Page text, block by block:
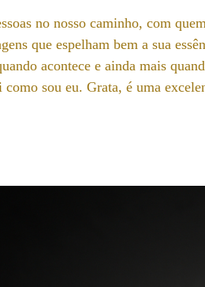
no nosso caminho, com
que espelham bem a sua
acontece e ainda mais
como sou eu. Grata, é uma